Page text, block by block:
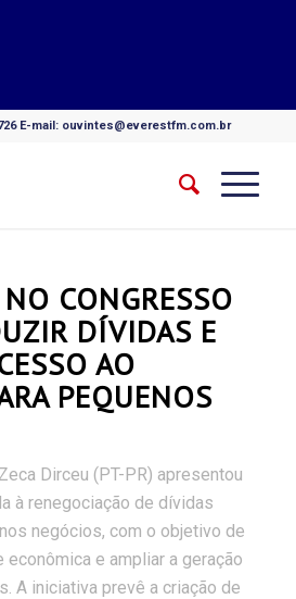
E-mail: ouvintes@everestfm.com.br
CONGRESSO
DÍVIDAS E
AO
PEQUENOS
Dirceu (PT-PR) apresentou
à renegociação de dívidas
negócios, com o objetivo de
e ampliar a geração
A iniciativa prevê a criação de